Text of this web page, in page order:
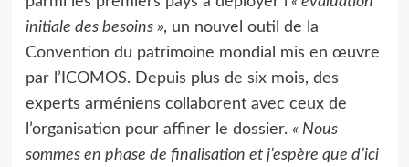
initiale des besoins », un nouvel outil de la
Convention du patrimoine mondial mis en œuvre
par l’ICOMOS. Depuis plus de six mois, des
experts arméniens collaborent avec ceux de
l’organisation pour affiner le dossier. « Nous
sommes en phase de finalisation et j’espère que d’ici